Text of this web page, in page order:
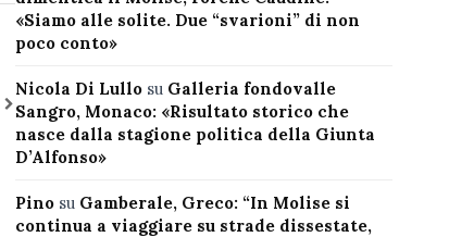
«Siamo alle solite. Due “svarioni” di non
poco conto»
Nicola Di Lullosu Galleria fondovalle
Sangro, Monaco: «Risultato storico che
nasce dalla stagione politica della Giunta
D’Alfonso»
Pinosu Gamberale, Greco: “In Molise si
continua a viaggiare su strade dissestate,